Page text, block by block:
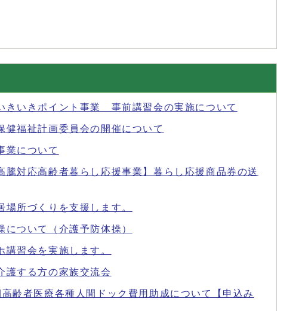
きいきポイント事業 事前講習会の実施について
健福祉計画委員会の開催について
業について
騰対応高齢者暮らし応援事業】暮らし応援商品券の送
場所づくりを支援します。
について（介護予防体操）
講習会を実施します。
護する方の家族交流会
齢者医療各種人間ドック費用助成について【申込み